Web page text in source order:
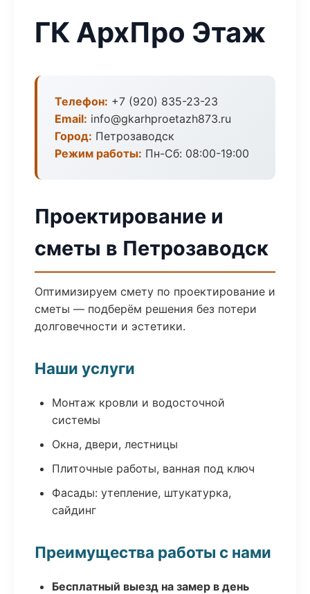
ГК АрхПро Этаж
Телефон: +7 (920) 835-23-23
Email: info@gkarhproetazh873.ru
Город: Петрозаводск
Режим работы: Пн-Сб: 08:00-19:00
Проектирование и
сметы в Петрозаводск
Оптимизируем смету по проектирование и
сметы — подберём решения без потери
долговечности и эстетики.
Наши услуги
Монтаж кровли и водосточной
системы
Окна, двери, лестницы
Плиточные работы, ванная под ключ
Фасады: утепление, штукатурка,
сайдинг
Преимущества работы с нами
Бесплатный выезд на замер в день